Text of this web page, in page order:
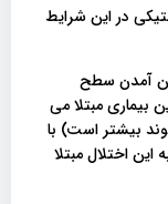
در این شرایط
آمدن سطح
بیماری مبتلا می
بیشتر است) با
اختلال مبتلا